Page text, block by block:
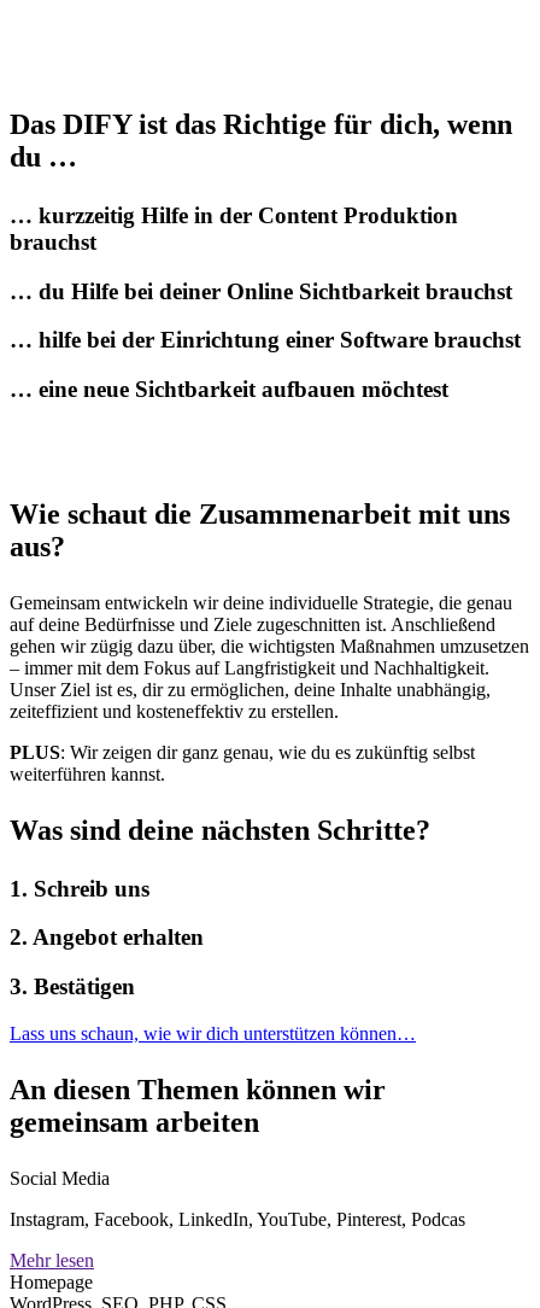
Das DIFY ist das Richtige für dich, wenn
du …
… kurzzeitig Hilfe in der Content Produktion
brauchst
… du Hilfe bei deiner Online Sichtbarkeit brauchst
… hilfe bei der Einrichtung einer Software brauchst
… eine neue Sichtbarkeit aufbauen möchtest
Wie schaut die Zusammen­arbeit mit uns
aus?
Gemeinsam entwickeln wir deine individuelle Strategie, die genau
auf deine Bedürfnisse und Ziele zugeschnitten ist. Anschließend
gehen wir zügig dazu über, die wichtigsten Maßnahmen umzusetzen
– immer mit dem Fokus auf Langfristigkeit und Nachhaltigkeit.
Unser Ziel ist es, dir zu ermöglichen, deine Inhalte unabhängig,
zeiteffizient und kosteneffektiv zu erstellen.
PLUS: Wir zeigen dir ganz genau, wie du es zukünftig selbst
weiterführen kannst.
Was sind deine nächsten Schritte?
1. Schreib uns
2. Angebot erhalten
3. Bestätigen
Lass uns schaun, wie wir dich unterstützen können…
An diesen Themen können wir
gemeinsam arbeiten
Social Media
Instagram, Facebook, LinkedIn, YouTube, Pinterest, Podcas
Mehr lesen
Homepage
WordPress, SEO, PHP, CSS